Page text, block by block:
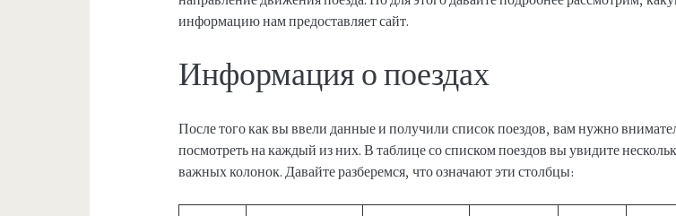
информацию нам предоставляет сайт.
Информация о поездах
После того как вы ввели данные и получили список поездов, вам нужно
посмотреть на каждый из них. В таблице со списком поездов вы увидите
важных колонок. Давайте разберемся, что означают эти столбцы: